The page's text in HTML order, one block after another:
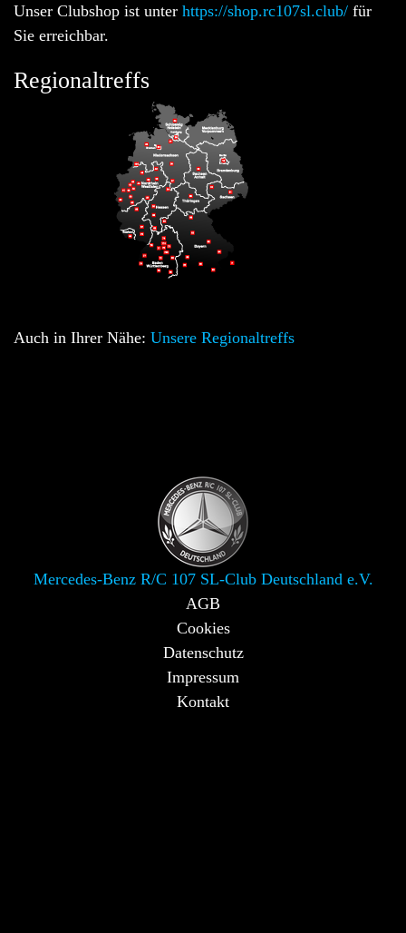
Unser Clubshop ist unter https://shop.rc107sl.club/ für
Sie erreichbar.
Regionaltreffs
Auch in Ihrer Nähe: Unsere Regionaltreffs
Mercedes-Benz R/C 107 SL-Club Deutschland e.V.
AGB
Cookies
Datenschutz
Impressum
Kontakt